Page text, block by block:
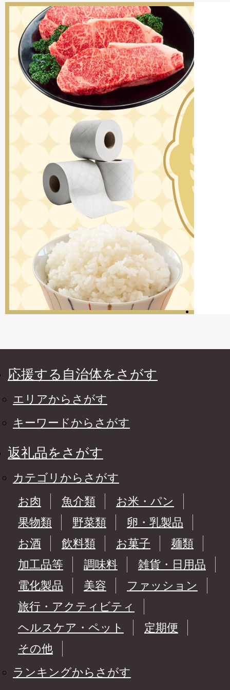
応援する自治体をさがす
エリアからさがす
キーワードからさがす
返礼品をさがす
カテゴリからさがす
お肉
魚介類
お米・パン
果物類
野菜類
卵・乳製品
お酒
飲料類 お菓子
麺類
加工品等
調味料
雑貨・日用品
電化製品
美容
ファッション
旅行・アクティビティ
ヘルスケア・ペット
定期便
その他
ランキングからさがす